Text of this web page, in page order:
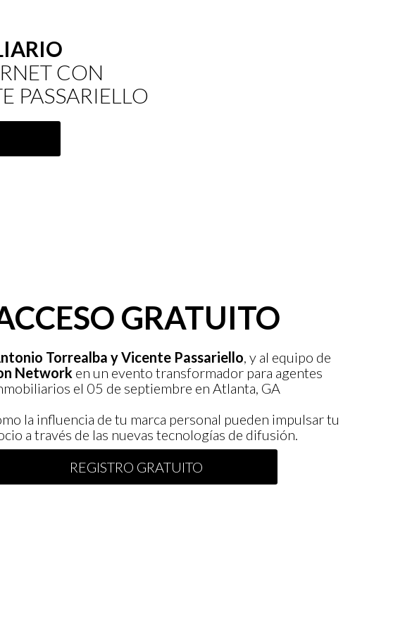
CON
PASSARIELLO
GRATUITO
Torrealba y Vicente Passariello , y al equipo de
Network en un evento transformador para agentes
el 05 de septiembre en Atlanta, GA
la influencia de tu marca personal pueden impulsar tu
a través de las nuevas tecnologías de difusión.
REGISTRO GRATUITO